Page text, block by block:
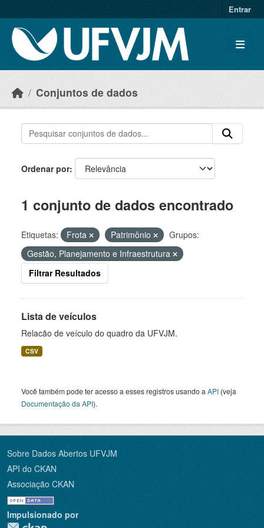
Entrar
Conjuntos de dados
Ordenar por
1 conjunto de dados encontrado
Etiquetas: Frota Patrimônio
Grupos:
Gestão, Planejamento e Infraestrutura
Filtrar Resultados
Lista de veículos
Relacão de veículo do quadro da UFVJM.
CSV
Você também pode ter acesso a esses registros usando a API (veja
Documentação da API).
Sobre Dados Abertos UFVJM
API do CKAN
Associação CKAN
Impulsionado por